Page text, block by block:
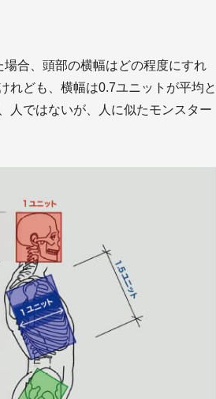
合、頭部の横幅はどの程度にすれ
れども、横幅は0.7ユニットが平均と
人ではないが、人に似たモンスター